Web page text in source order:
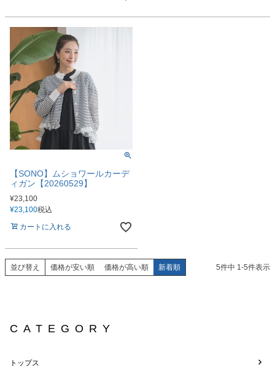
【SONO】ムショワールカーデ
ィガン【20260529】
¥23,100
¥23,100税込
カートに入れる
並び替え 価格が安い順 価格が高い順 新着順 5件中 1-5件表示
CATEGORY
トップス